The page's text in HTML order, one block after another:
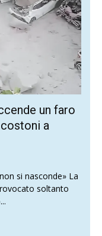
un faro
a
si nasconde» La
soltanto